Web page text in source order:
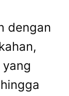
dengan